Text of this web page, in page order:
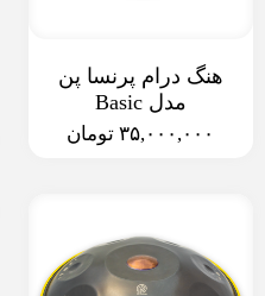
هنگ درام پرنسا پن
مدل Basic
۳۵,۰۰۰,۰۰۰ تومان